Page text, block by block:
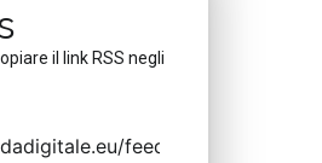
il link RSS negli